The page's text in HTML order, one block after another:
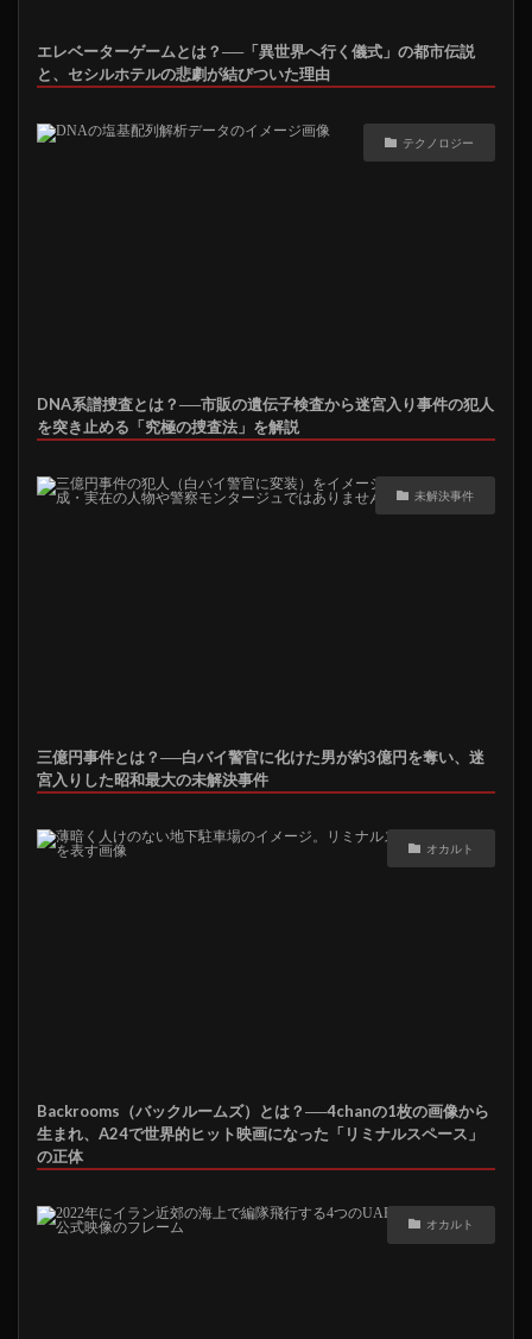
エレベーターゲームとは？──「異世界へ行く儀式」の都市伝説
と、セシルホテルの悲劇が結びついた理由
テクノロジー
DNA系譜捜査とは？──市販の遺伝子検査から迷宮入り事件の犯人
を突き止める「究極の捜査法」を解説
未解決事件
三億円事件とは？──白バイ警官に化けた男が約3億円を奪い、迷
宮入りした昭和最大の未解決事件
オカルト
Backrooms（バックルームズ）とは？──4chanの1枚の画像から
生まれ、A24で世界的ヒット映画になった「リミナルスペース」
の正体
オカルト